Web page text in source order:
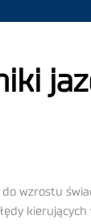
wzrostu